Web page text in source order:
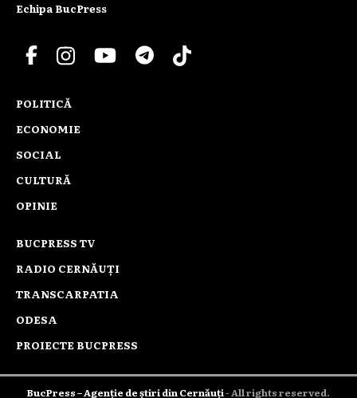
Echipa BucPress
POLITICĂ
ECONOMIE
SOCIAL
CULTURĂ
OPINIE
BUCPRESS TV
RADIO CERNĂUȚI
TRANSCARPATIA
ODESA
PROIECTE BUCPRESS
BucPress – Agenție de știri din Cernăuți- All rights reserved.